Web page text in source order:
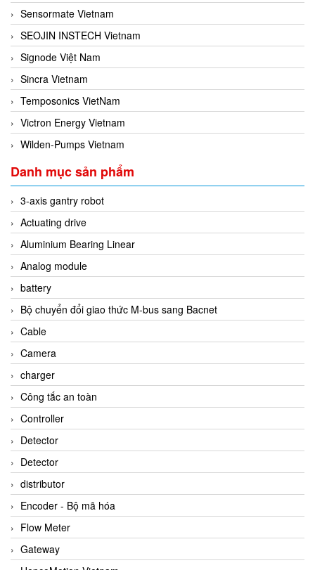
Sensormate Vietnam
SEOJIN INSTECH Vietnam
Signode Việt Nam
Sincra Vietnam
Temposonics VietNam
Victron Energy Vietnam
Wilden-Pumps Vietnam
Danh mục sản phẩm
3-axis gantry robot
Actuating drive
Aluminium Bearing Linear
Analog module
battery
Bộ chuyển đổi giao thức M-bus sang Bacnet
Cable
Camera
charger
Công tắc an toàn
Controller
Detector
Detector
distributor
Encoder - Bộ mã hóa
Flow Meter
Gateway